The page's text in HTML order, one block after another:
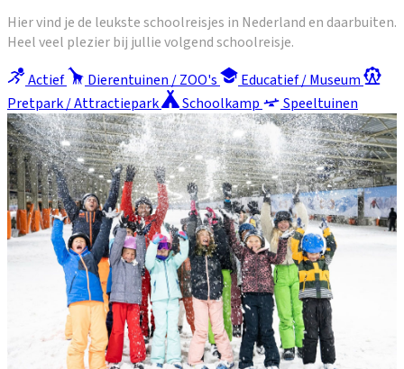
Hier vind je de leukste schoolreisjes in Nederland en daarbuiten.
Heel veel plezier bij jullie volgend schoolreisje.
Actief
Dierentuinen / ZOO's
Educatief / Museum
Pretpark / Attractiepark
Schoolkamp Speeltuinen